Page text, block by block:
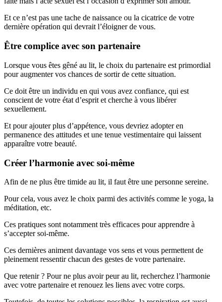
Et ce n’est pas une tache de naissance ou la cicatrice de votre
dernière opération qui devrait l’éloigner de vous.
Être complice avec son partenaire
Lorsque vous êtes gêné au lit, le choix du partenaire est primordial
pour augmenter vos chances de sortir de cette situation.
Ce doit être un individu en qui vous avez confiance, qui est
conscient de votre état d’esprit et cherche à vous libérer
sexuellement.
Et pour ajouter plus d’appétence, vous devriez adopter en
permanence des attitudes et une tenue vestimentaire qui laissent
apparaître votre beauté.
Créer l’harmonie avec soi-même
Afin de ne plus être timide au lit, il faut être une personne sereine.
Pour cela, vous avez le choix parmi des activités comme le yoga, la
méditation, etc.
Ces pratiques sont notamment très efficaces pour apprendre à
s’accepter soi-même.
Ces dernières animent davantage vos sens et vous permettent de
pleinement ressentir chacun des gestes de votre partenaire.
Que retenir ? Pour ne plus avoir peur au lit, recherchez l’harmonie
avec votre partenaire et renouez les liens avec votre corps.